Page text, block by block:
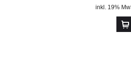
inkl. 19%